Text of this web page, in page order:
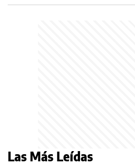
Las Más Leídas